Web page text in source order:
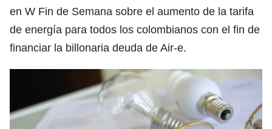
en W Fin de Semana sobre el aumento de la tarifa
de energía para todos los colombianos con el fin de
financiar la billonaria deuda de Air-e.